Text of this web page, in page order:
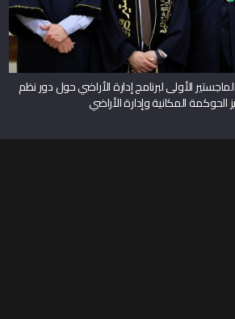
الأولى لبرنامج إدارة الأراضي حول دور نظم
المكانية وإدارة الأراضي